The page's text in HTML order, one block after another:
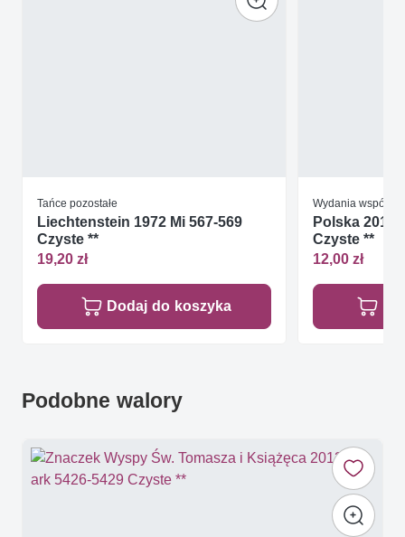
Tańce pozostałe
Liechtenstein 1972 Mi 567-569
Czyste **
19,20 zł
Dodaj do koszyka
Wydania wspólne
Polska 2016
Czyste **
12,00 zł
Podobne walory